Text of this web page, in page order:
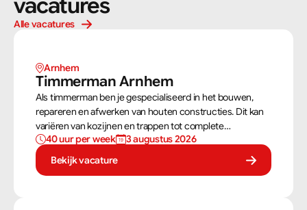
vacatures
Alle vacatures
Arnhem
Timmerman Arnhem
Als timmerman ben je gespecialiseerd in het bouwen,
repareren en afwerken van houten constructies. Dit kan
variëren van kozijnen en trappen tot complete
dakconstructies en gevels. Aan de hand van
bouwtekeningen zorg jij ervoor dat een constructie
zowel stevig als netjes is afgewerkt.
40 uur per week
3 augustus 2026
Bekijk vacature